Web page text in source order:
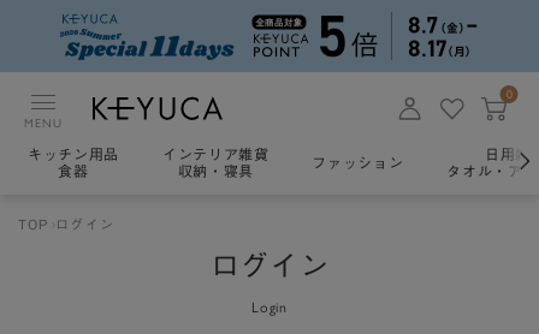
MENU
0
キッチン用品
食器
インテリア雑貨
収納・寝具
ファッション
日用雑
タオル・ア
TOP ログイン
ログイン
Login